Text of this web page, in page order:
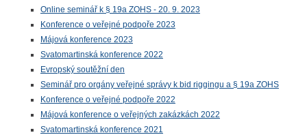
Online seminář k § 19a ZOHS - 20. 9. 2023
Konference o veřejné podpoře 2023
Májová konference 2023
Svatomartinská konference 2022
Evropský soutěžní den
Seminář pro orgány veřejné správy k bid riggingu a § 19a ZOHS
Konference o veřejné podpoře 2022
Májová konference o veřejných zakázkách 2022
Svatomartinská konference 2021